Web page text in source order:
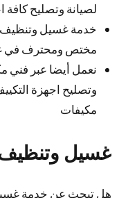
لصيانة وتصليح كافة
خدمة غسيل وتنظيف
مختص ومحترف في
نعمل أيضا عبر فني
وتصليح اجهزة
مكيفات
غسيل وتنظيف
هل تبحث عن خدمة